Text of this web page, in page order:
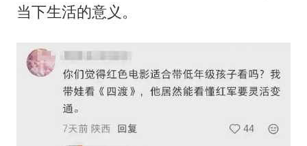
当下生活的意义。